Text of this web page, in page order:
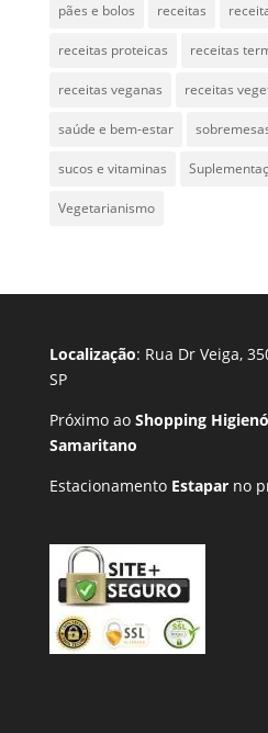
pães e bolos receitas
receitas proteicas receitas
receitas veganas receitas
saúde e bem-estar
sucos e vitaminas
Vegetarianismo
Localização: Rua Dr Veiga,
SP
Próximo ao Shopping
Samaritano
Estacionamento Estaparno